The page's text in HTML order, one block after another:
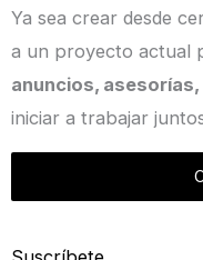
Ya sea crear desde
a un proyecto actual
anuncios, asesorías,
iniciar a trabajar